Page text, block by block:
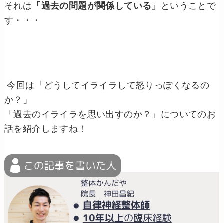
それは 「過去の問題が関係している」
ということで
す・・・
今回は「どうしてイライラして怒りっぽくなるの
か？」
「過去のイライラを思い出すのか？」についてのお
話を紹介しますね！